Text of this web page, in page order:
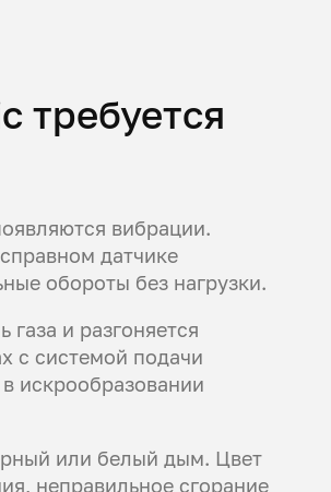
требуется
вибрации.
датчике
обороты без нагрузки.
газа и разгоняется
с системой подачи
искрообразовании
или белый дым. Цвет
неправильное сгорание